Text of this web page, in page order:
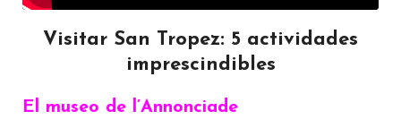
Visitar San Tropez: 5 actividades
imprescindibles
El museo de l’Annonciade